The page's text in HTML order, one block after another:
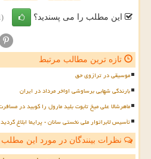
این مطلب را می پسندید؟ (1)
تازه ترین مطالب مرتبط
موسیقی در ترازوی حق
بارندگی شهابی برساوشی اواخر مرداد در ایران
ماهرشالا علی میخ تابوت بلید مارول را کوبید در
تأسیس لابراتوار ملی نخستی سانان - پرایما ابلاغ گردید
نظرات بینندگان در مورد این مطلب